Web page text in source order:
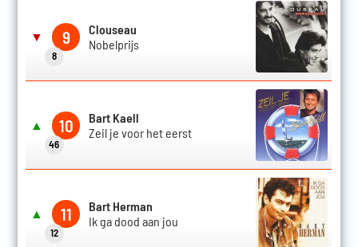
▼ 9
8
Clouseau
Nobelprijs
▲ 10
46
Bart Kaell
Zeil je voor het eerst
▲ 11
12
Bart Herman
Ik ga dood aan jou